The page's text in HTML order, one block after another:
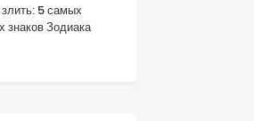
5 самых
знаков Зодиака